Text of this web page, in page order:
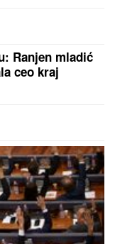
Ranjen mladić
ceo kraj